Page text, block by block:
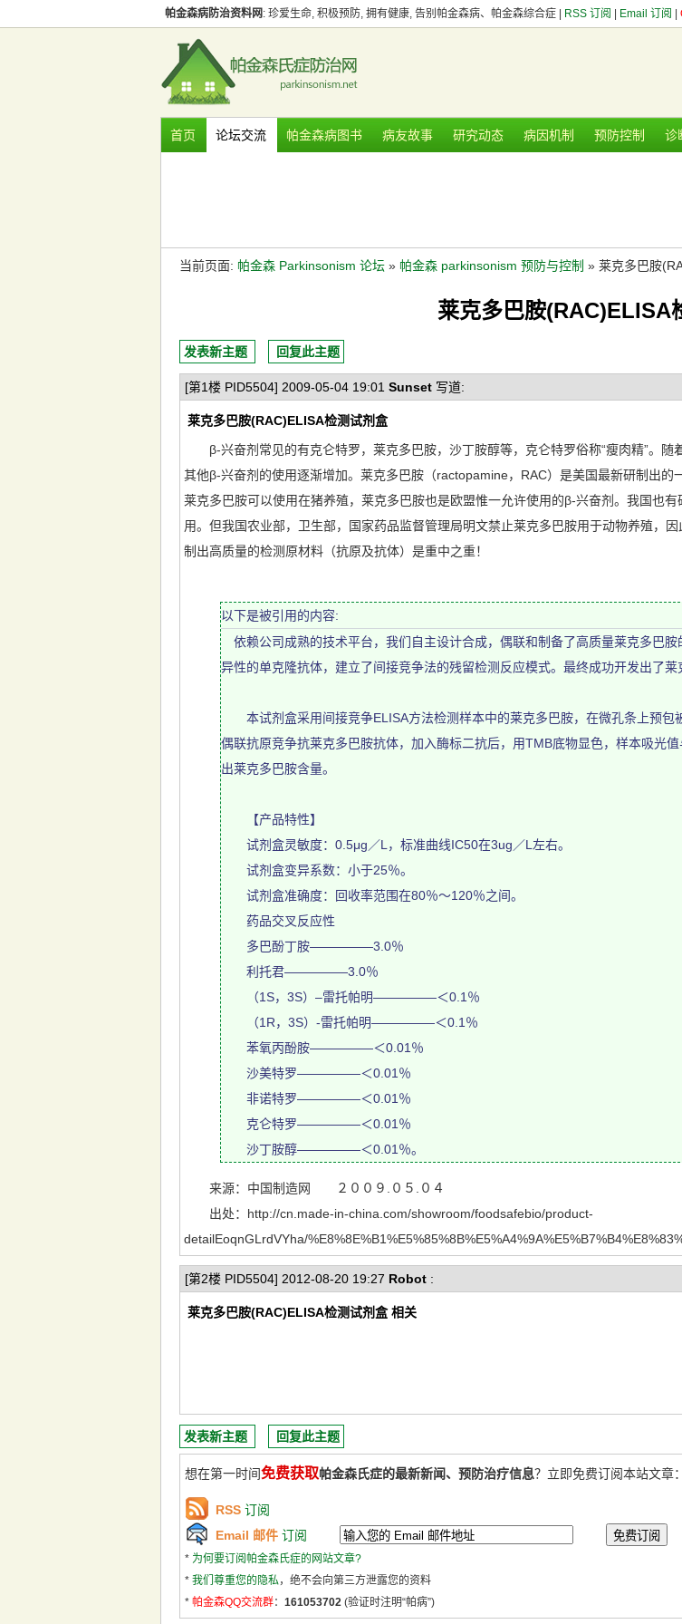
帕金森病防治资料网 : 珍爱生命, 积极预防, 拥有健康, 告别帕金森病、帕金森综合症 | RSS 订阅 Email 订阅
首页 论坛交流 帕金森病图书 病友故事 研究动态 病因机制 预防控制 诊
当前页面: 帕金森 Parkinsonism 论坛 » 帕金森 parkinsonism 预防与控制 » 莱克多巴胺
莱克多巴胺(RAC)ELISA
发表新主题 回复此主题
[第1楼 PID5504] 2009-05-04 19:01 Sunset 写道:
莱克多巴胺(RAC)ELISA检测试剂盒
β-兴奋剂常见的有克仑特罗，莱克多巴胺，沙丁胺醇等，克仑特罗俗称“瘦肉精”。随
其他β-兴奋剂的使用逐渐增加。莱克多巴胺（ractopamine，RAC）是美国最新研制出
莱克多巴胺可以使用在猪养殖，莱克多巴胺也是欧盟惟一允许使用的β-兴奋剂。我国也
用。但我国农业部，卫生部，国家药品监督管理局明文禁止莱克多巴胺用于动物养殖，
制出高质量的检测原材料（抗原及抗体）是重中之重！
以下是被引用的内容:
依赖公司成熟的技术平台，我们自主设计合成，偶联和制备了高质量莱克多巴
异性的单克隆抗体，建立了间接竞争法的残留检测反应模式。最终成功开发出了莱
本试剂盒采用间接竞争ELISA方法检测样本中的莱克多巴胺，在微孔条上预包
偶联抗原竞争抗莱克多巴胺抗体，加入酶标二抗后，用TMB底物显色，样本吸光
出莱克多巴胺含量。
【产品特性】
试剂盒灵敏度：0.5μg／L，标准曲线IC50在3ug／L左右。
试剂盒变异系数：小于25％。
试剂盒准确度：回收率范围在80％～120％之间。
药品交叉反应性
多巴酚丁胺—————3.0％
利托君—————3.0％
（1S，3S）–雷托帕明—————＜0.1％
（1R，3S）-雷托帕明—————＜0.1％
苯氧丙酚胺—————＜0.01％
沙美特罗—————＜0.01％
非诺特罗—————＜0.01％
克仑特罗—————＜0.01％
沙丁胺醇—————＜0.01％。
来源：中国制造网 ２００９.０５.０４
出处：http://cn.made-in-china.com/showroom/foodsafebio/product-
detailEoqnGLrdVYha/
[第2楼 PID5504] 2012-08-20 19:27 Robot :
莱克多巴胺(RAC)ELISA检测试剂盒 相关
发表新主题 回复此主题
想在第一时间免费获取帕金森氏症的最新新闻、预防治疗信息？立即免费订阅本站文章：
RSS 订阅
Email 邮件 订阅
* 为何要订阅帕金森氏症的网站文章?
* 我们尊重您的隐私，绝不会向第三方泄露您的资料
* 帕金森QQ交流群： 161053702 (验证时注明“帕病”)